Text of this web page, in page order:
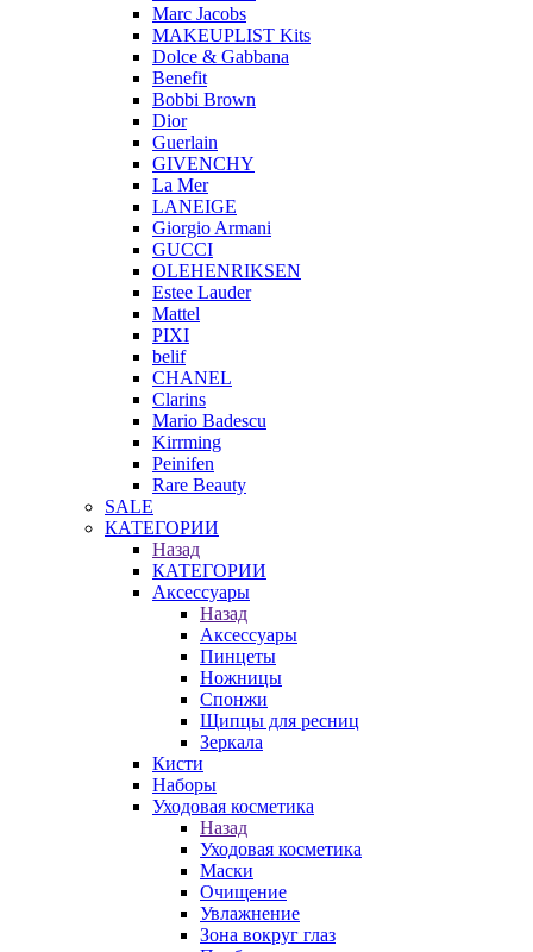
Marc Jacobs
MAKEUPLIST Kits
Dolce & Gabbana
Benefit
Bobbi Brown
Dior
Guerlain
GIVENCHY
La Mer
LANEIGE
Giorgio Armani
GUCCI
OLEHENRIKSEN
Estee Lauder
Mattel
PIXI
belif
CHANEL
Clarins
Mario Badescu
Kirrming
Peinifen
Rare Beauty
SALE
КАТЕГОРИИ
Назад
КАТЕГОРИИ
Аксессуары
Назад
Аксессуары
Пинцеты
Ножницы
Спонжи
Щипцы для ресниц
Зеркала
Кисти
Наборы
Уходовая косметика
Назад
Уходовая косметика
Маски
Очищение
Увлажнение
Зона вокруг глаз